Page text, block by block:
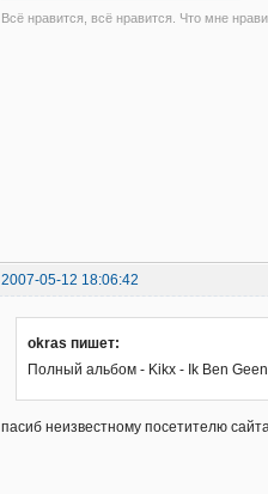
Всё нравится, всё нравится. Что мне
2007-05-12 18:06:42
okras пишет:
Полный альбом - Kikx - Ik Ben
пасиб неизвестному посетителю